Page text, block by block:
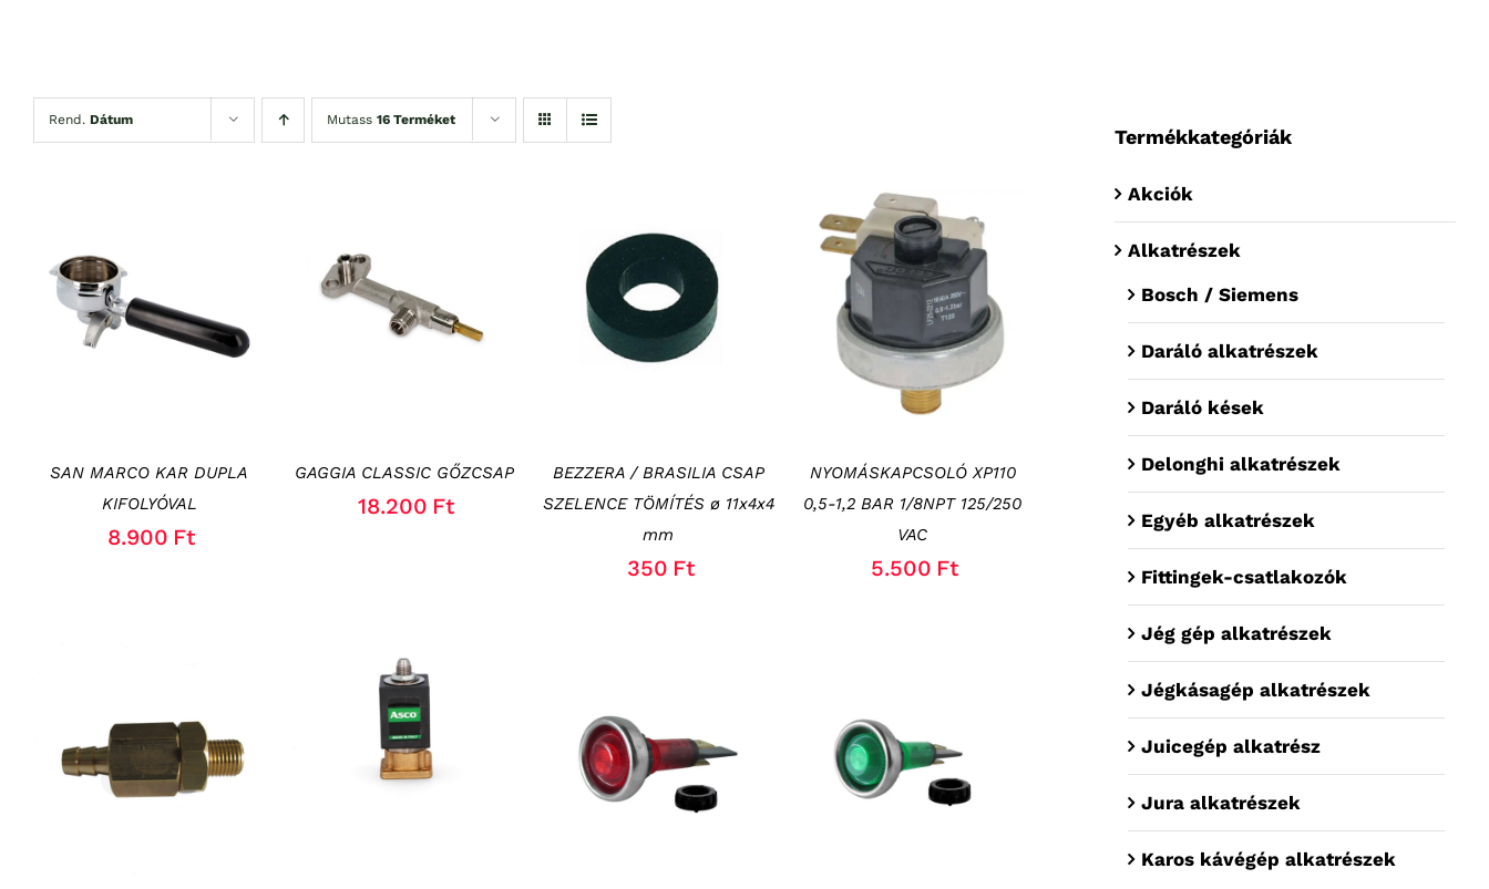
Rend. Dátum Mutass 16 Terméket
KOSÁRBA TESZEM
RÉSZLETEK
SAN MARCO KAR DUPLA
KIFOLYÓVAL
8.900 Ft
KOSÁRBA TESZEM
RÉSZLETEK
GAGGIA CLASSIC GŐZCSAP
18.200 Ft
KOSÁRBA TESZEM
RÉSZLETEK
BEZZERA / BRASILIA CSAP
SZELENCE TÖMÍTÉS ø 11x4x4
mm
350 Ft
KOSÁRBA TESZEM
/
RÉSZLETEK
NYOMÁSKAPCSOLÓ XP110
0,5-1,2 BAR 1/8NPT 125/250
VAC
5.500 Ft
KOSÁRBA TESZEM
/
RÉSZLETEK
KOSÁRBA TESZEM
RÉSZLETEK
KOSÁRBA TESZEM
/
RÉSZLETEK
KOSÁRBA TESZEM
RÉSZLETEK
Termékkategóriák
Akciók
Alkatrészek
Bosch / Siemens
Daráló alkatrészek
Daráló kések
Delonghi alkatrészek
Egyéb alkatrészek
Fittingek-csatlakozók
Jég gép alkatrészek
Jégkásagép alkatrészek
Juicegép alkatrész
Jura alkatrészek
Karos kávégép alkatrészek